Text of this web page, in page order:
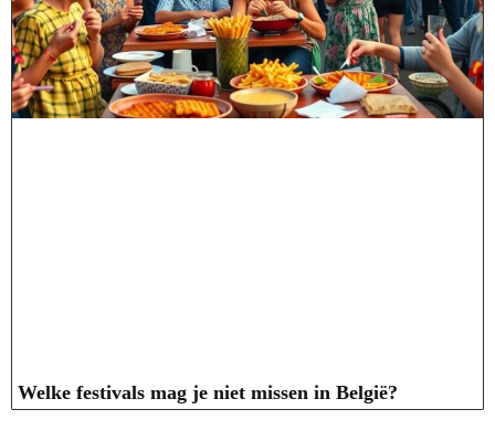
Welke festivals mag je niet missen in België?